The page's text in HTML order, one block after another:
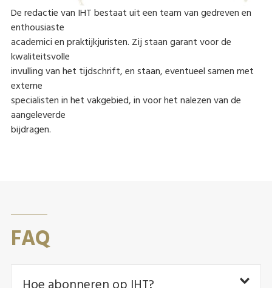
De redactie van IHT bestaat uit een team van gedreven en
enthousiaste
academici en praktijkjuristen. Zij staan garant voor de
kwaliteitsvolle
invulling van het tijdschrift, en staan, eventueel samen met
externe
specialisten in het vakgebied, in voor het nalezen van de
aangeleverde
bijdragen.
FAQ